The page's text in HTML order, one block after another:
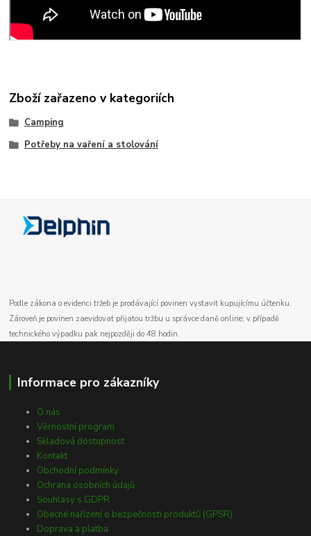
Zboží zařazeno v kategoriích
Camping
Potřeby na vaření a stolování
Podle zákona o evidenci tržeb je prodávající povinen vystavit kupujícímu účtenku.
Zároveň je povinen zaevidovat přijatou tržbu u správce daně online; v případě
technického výpadku pak nejpozději do 48 hodin.
Informace pro zákazníky
O nás
Věrnostní program
Skladová dostupnost
Kontakt
Obchodní podmínky
Ochrana osobních údajů
Souhlasy s GDPR
Obecné nařízení o bezpečnosti produktů (GPSR)
Doprava a platba